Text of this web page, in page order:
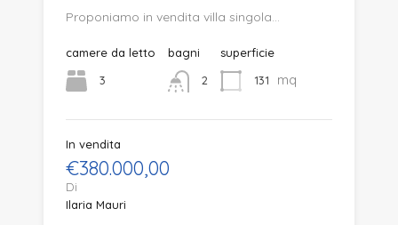
Proponiamo in vendita villa singola…
camere da letto
3
bagni
2
superficie
131
mq
In vendita
€380.000,00
Di
Ilaria Mauri